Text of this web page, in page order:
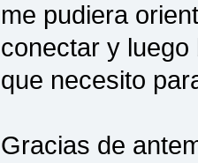
me pudiera
conectar y
que necesito
Gracias de